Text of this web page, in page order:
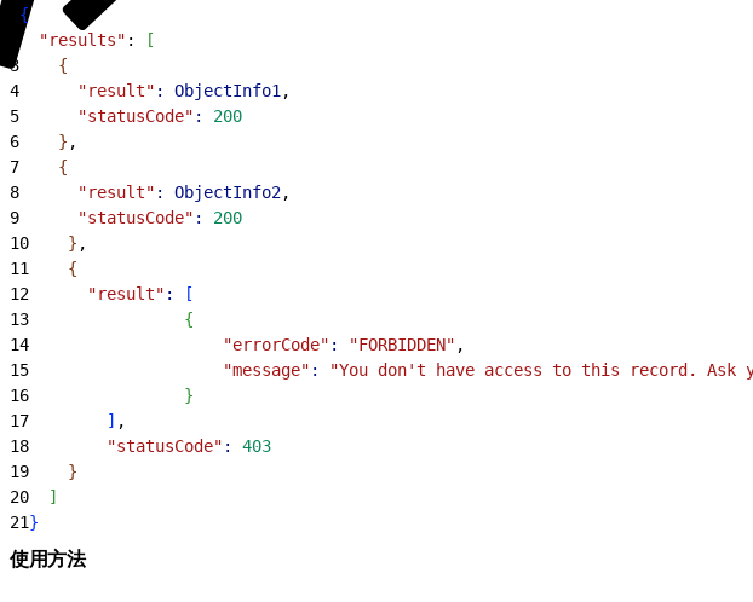
{
  "results"
:
[
3
{
4
      "result"
: ObjectInfo1 ,
5
      "statusCode"
:
200
6
} ,
7
{
8
      "result"
: ObjectInfo2,
9
      "statusCode"
:
200
10
} ,
11
{
12
      "result"
:
[
13
{
14
                    "errorCode"
: "FORBIDDEN" ,
15
                    "message"
:
"You don't have access to this record.
16
}
17
] ,
18
        "statusCode"
:
403
19
}
20
]
21}
使用方法